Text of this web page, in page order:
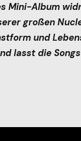
Mini-Album
großen
und
lasst die